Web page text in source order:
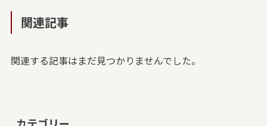
関連記事
関連する記事はまだ見つかりませんでした。